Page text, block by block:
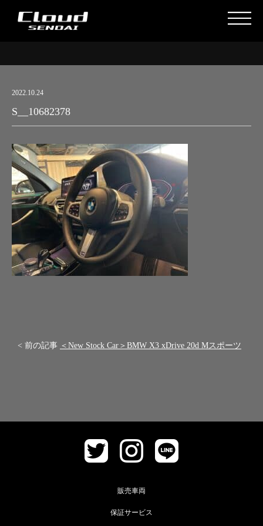
2022.10.24
S__10682378
< 前の記事 ＜New Stock Car＞BMW X3 xDrive 20d Mスポーツ
販売車両
保証サービス